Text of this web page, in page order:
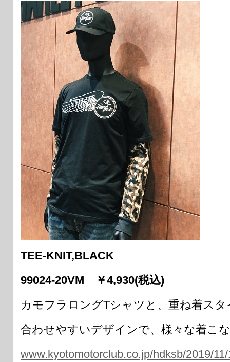
TEE-KNIT,BLACK
99024-20VM ￥4,930(税込)
カモフラロングTシャツと、重ね着スタ
合わせやすいデザインで、様々な着こ
www.kyotomotorclub.co.jp/hdksb/2019/